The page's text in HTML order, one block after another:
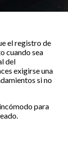
el registro de
cuando sea
del
exigirse una
si no
para